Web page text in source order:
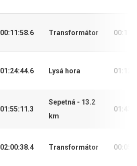
00:11:58.6 Transformátor
01:24:44.6 Lysá hora
01:55:11.3
Sepetná - 13.2
km
02:00:38.4 Transformátor